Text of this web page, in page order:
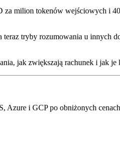
za milion tokenów wejściowych
tryby rozumowania u innych
jak zwiększają rachunek i jak
Azure i GCP po obniżonych